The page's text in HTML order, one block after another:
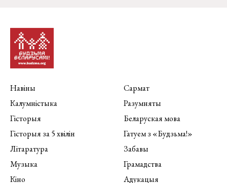
Навіны
Калумністыка
Гісторыя
Гісторыя за 5 хвілін
Літаратура
Музыка
Кіно
Сармат
Разумняты
Беларуская мова
Гатуем з «Будзьма!»
Забавы
Грамадства
Адукацыя